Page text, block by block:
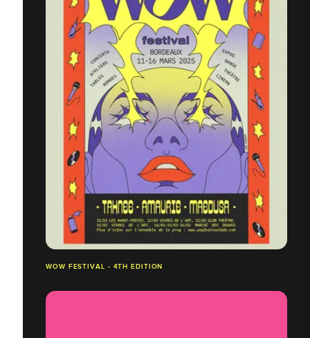
WOW FESTIVAL - 4TH EDITION